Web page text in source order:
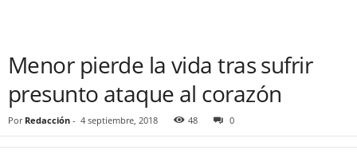
Menor pierde la vida tras sufrir
presunto ataque al corazón
Por Redacción - 4 septiembre, 2018 48 0